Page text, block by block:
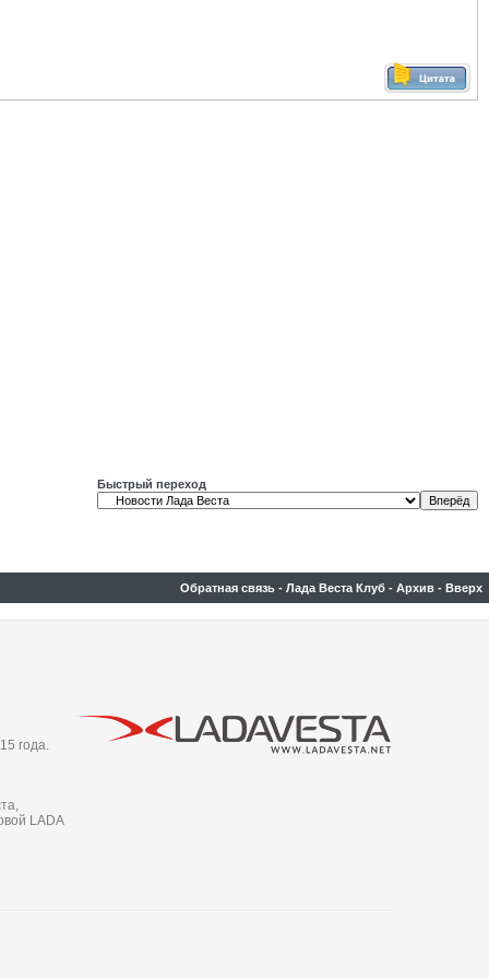
Быстрый переход
Обратная связь - Лада Веста Клуб - Архив - Вверх
года.
LADA